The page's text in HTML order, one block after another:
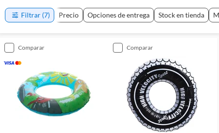
Filtrar (7) Precio Opciones de entrega Stock en tienda
comparar comparar